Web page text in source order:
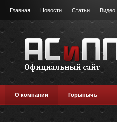
Главная Новости Статьи Видео
О компании Горынычъ